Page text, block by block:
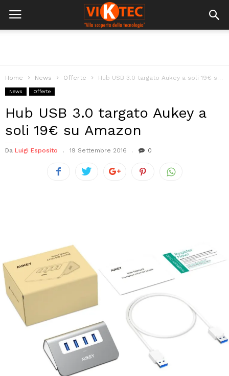
Home News Offerte Hub USB 3.0 targato Aukey a soli 19€ su Amazon
News Offerte
Hub USB 3.0 targato Aukey a
soli 19€ su Amazon
Da Luigi Esposito 19 Settembre 2016 0